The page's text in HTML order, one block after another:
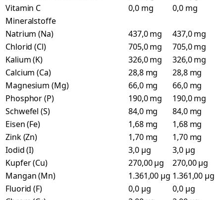
Vitamin C
0,0 mg
0,0 mg
Mineralstoffe
Natrium (Na)
437,0 mg
437,0 mg
Chlorid (Cl)
705,0 mg
705,0 mg
Kalium (K)
326,0 mg
326,0 mg
Calcium (Ca)
28,8 mg
28,8 mg
Magnesium (Mg)
66,0 mg
66,0 mg
Phosphor (P)
190,0 mg
190,0 mg
Schwefel (S)
84,0 mg
84,0 mg
Eisen (Fe)
1,68 mg
1,68 mg
Zink (Zn)
1,70 mg
1,70 mg
Iodid (I)
3,0 µg
3,0 µg
Kupfer (Cu)
270,00 µg
270,00 µg
Mangan (Mn)
1.361,00 µg 1.361,00 µg
Fluorid (F)
0,0 µg
0,0 µg